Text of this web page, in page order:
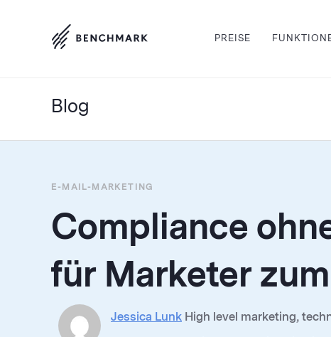
PREISE
Blog
E-MAIL-MARKETING
Compliance
für Marketer
Jessica Lunk High level marketing,